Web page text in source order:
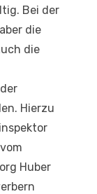
Bei der
die
die
Hierzu
Huber